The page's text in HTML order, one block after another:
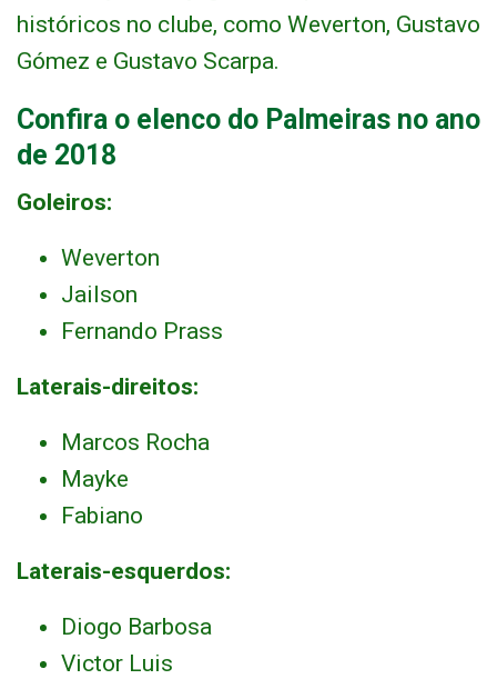
históricos no clube, como Weverton, Gustavo
Gómez e Gustavo Scarpa.
Confira o elenco do Palmeiras no ano
de 2018
Goleiros:
Weverton
Jailson
Fernando Prass
Laterais-direitos:
Marcos Rocha
Mayke
Fabiano
Laterais-esquerdos:
Diogo Barbosa
Victor Luis